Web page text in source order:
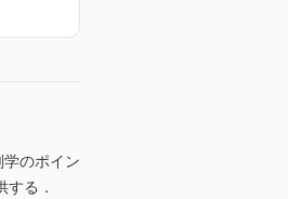
のポイン
る．